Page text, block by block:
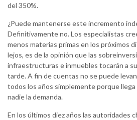
del 350%.
¿Puede mantenerse este incremento
Definitivamente no. Los especialistas
menos materias primas en los próximos
lejos, es de la opinión que las
infraestructuras e inmuebles tocarán a
tarde. A fin de cuentas no se puede
todos los años simplemente porque
nadie la demanda.
En los últimos diez años las autoridades